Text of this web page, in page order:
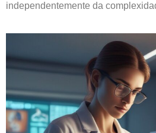
independentemente da